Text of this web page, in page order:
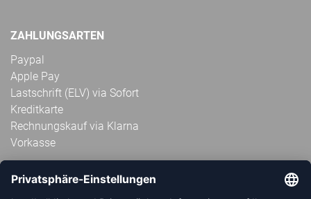
ZAHLUNGSARTEN
Paypal
Apple Pay
Lastschrift (ELV) via Sofort
Kreditkarte
Rechnungskauf via Klarna
Vorkasse
ABONNIERE JETZT DEN KOSTENLOSEN